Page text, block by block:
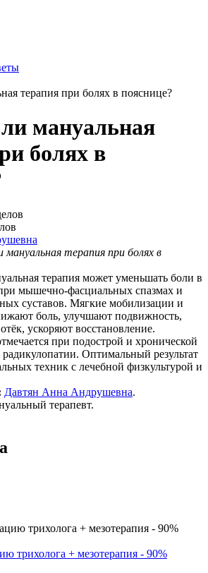
терапия при болях в пояснице?
мануальная
болях в
мануальная терапия при болях в
терапия может уменьшать боли в
мышечно‑фасциальных спазмах и
суставов. Мягкие мобилизации и
боль, улучшают подвижность,
ускоряют восстановление.
при подострой и хронической
Оптимальный результат
техник с лечебной физкультурой и
Давтян Анна Андрушевна.
терапевт.
трихолога + мезотерапия - 90%